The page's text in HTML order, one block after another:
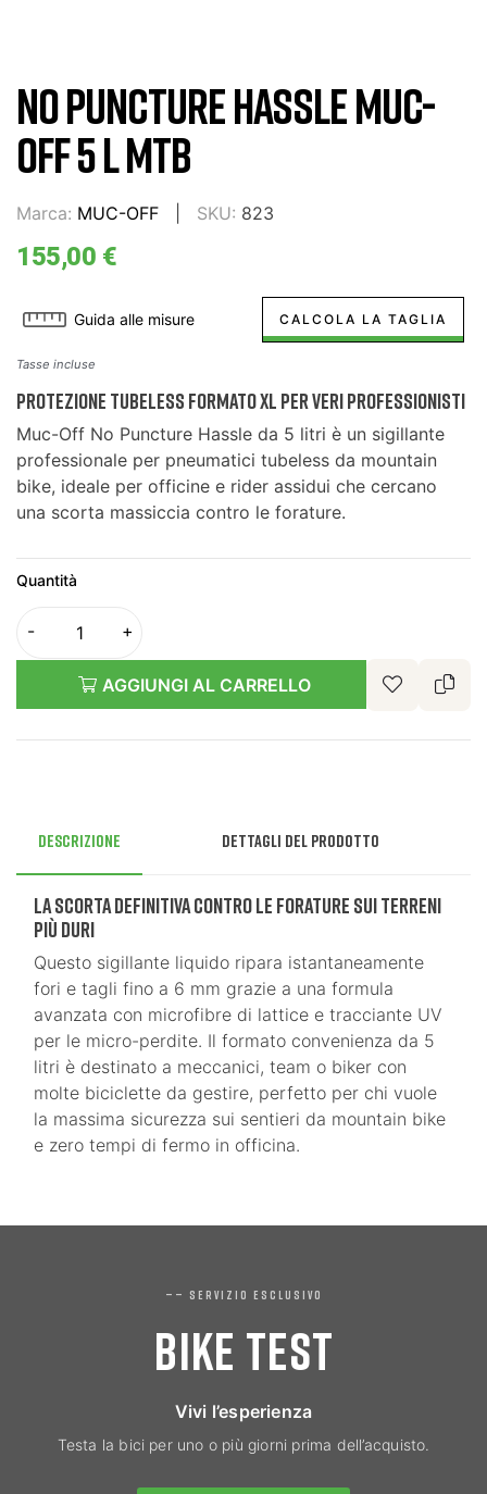
NO PUNCTURE HASSLE MUC-
OFF 5 L MTB
Marca: MUC-OFF SKU: 823
155,00 €
Guida alle misure CALCOLA LA TAGLIA
Tasse incluse
Protezione tubeless formato XL per veri professionisti
Muc-Off No Puncture Hassle da 5 litri è un sigillante
professionale per pneumatici tubeless da mountain
bike, ideale per officine e rider assidui che cercano
una scorta massiccia contro le forature.
Quantità
AGGIUNGI AL CARRELLO
Descrizione Dettagli del prodotto
La scorta definitiva contro le forature sui terreni
più duri
Questo sigillante liquido ripara istantaneamente
fori e tagli fino a 6 mm grazie a una formula
avanzata con microfibre di lattice e tracciante UV
per le micro-perdite. Il formato convenienza da 5
litri è destinato a meccanici, team o biker con
molte biciclette da gestire, perfetto per chi vuole
la massima sicurezza sui sentieri da mountain bike
e zero tempi di fermo in officina.
—— SERVIZIO ESCLUSIVO
BIKE TEST
Vivi l’esperienza
Testa la bici per uno o più giorni prima dell’acquisto.